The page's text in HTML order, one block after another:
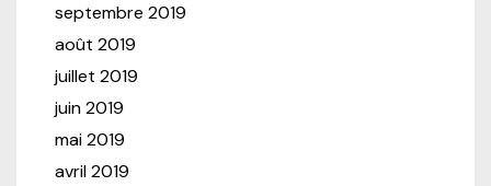
septembre 2019
août 2019
juillet 2019
juin 2019
mai 2019
avril 2019